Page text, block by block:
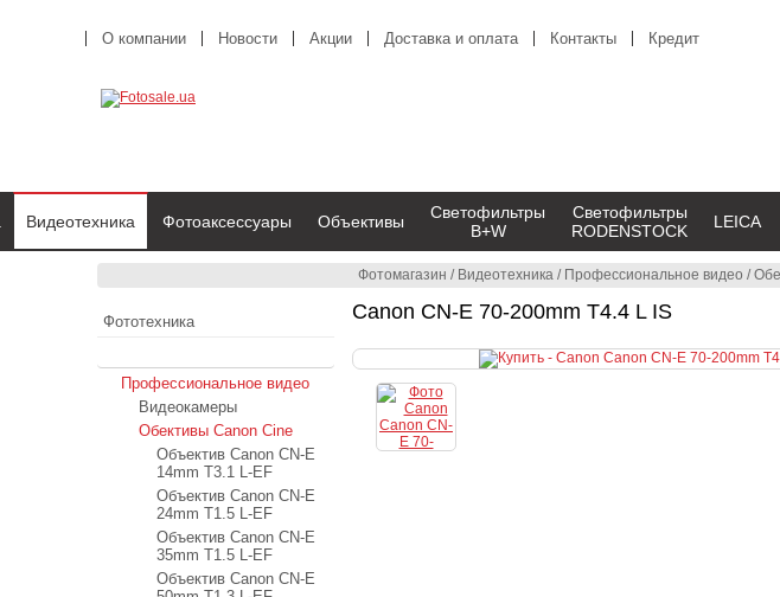
Фотомагазин / Видеотехника / Профессиональное видео /
Canon CN-E 70-200mm T4.4 L IS
О компании Новости Акции Доставка и оплата Контакты Кредит
Видеотехника Фотоаксессуары Объективы
Светофильтры
B+W
Светофильтры
RODENSTOCK
LEICA
Фототехника
Профессиональное видео
Видеокамеры
Обективы Canon Cine
Объектив Canon CN-E
14mm T3.1 L-EF
Объектив Canon CN-E
24mm T1.5 L-EF
Объектив Canon CN-E
35mm T1.5 L-EF
Объектив Canon CN-E